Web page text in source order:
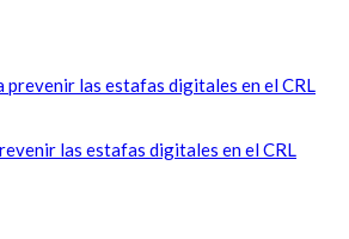
las estafas digitales en el CRL